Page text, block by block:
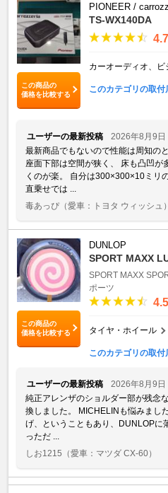
この商品の
価格を比較する
PIONEER /
TS-WX140DA
カーオーディオ、ビ
このカテゴリの取付
ユーザーの最新投稿
2026年8月9日
最新商品でもないので性能は周知の
座面下部は空間が狭く、 床も凸凹が
くのが楽。 自分は300×300×10ミリ
直乗せでは ...
毒あっぴ（愛車：トヨタ ウィッシュ）
この商品の
価格を比較する
DUNLOP
SPORT MAXX
SPORT MAXX
ポーツ
タイヤ・ホイール
このカテゴリの取付
ユーザーの最新投稿
2026年8月9日
純正アレンザのショルダー部が残念
換しました。 MICHELINも悩みまし
げ、ということもあり、DUNLOPに
っただ ...
しお1215 （愛車：マツダ CX-60）